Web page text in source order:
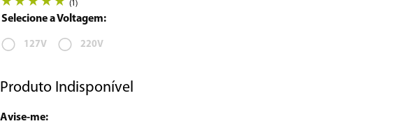
(1 )
127V 220V
Produto Indisponível